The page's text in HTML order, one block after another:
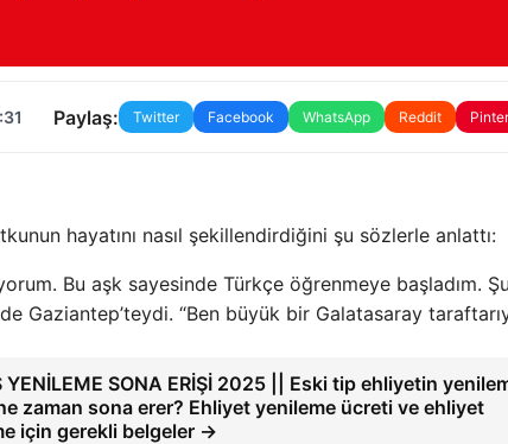
Paylaş: Twitter Facebook WhatsApp Reddit
hayatını nasıl şekillendirdiğini şu sözlerle anlattı:
Bu aşk sayesinde Türkçe öğrenmeye başladım.
Gaziantep’teydi. “Ben büyük bir Galatasaray
YENİLEME SONA ERİŞİ 2025 || Eski tip ehliyetin
zaman sona erer? Ehliyet yenileme ücreti ve ehliyet
için gerekli belgeler →